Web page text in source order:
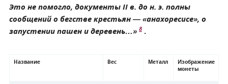
Это не помогло, документы II в. до н. э. полны
сообщений о бегстве крестьян — «анахоресисе», о
запустении пашен и деревень…» 8 .
Название Вес Металл
Изображение
монеты